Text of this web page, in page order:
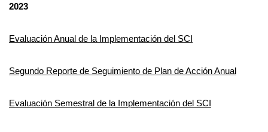
2023
Evaluación Anual de la Implementación del SCI
Segundo Reporte de Seguimiento de Plan de Acción Anual
Evaluación Semestral de la Implementación del SCI